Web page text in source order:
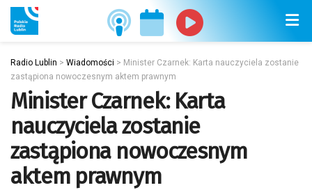
Radio Lublin > Wiadomości > Minister Czarnek: Karta nauczyciela zostanie
zastąpiona nowoczesnym aktem prawnym
Minister Czarnek: Karta
nauczyciela zostanie
zastąpiona nowoczesnym
aktem prawnym